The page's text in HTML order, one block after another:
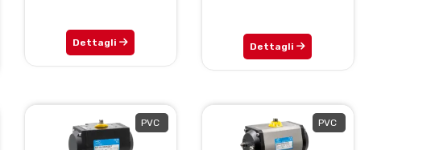
Dettagli Dettagli
PVC PVC